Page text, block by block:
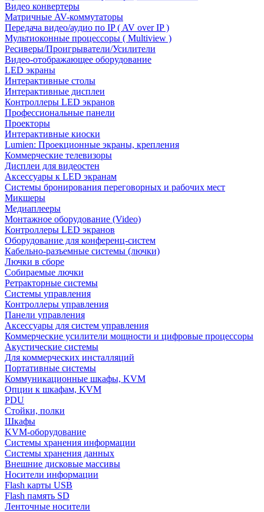
Видео конвертеры
Матричные AV-коммутаторы
Передача видео/аудио по IP ( AV over IP )
Мультиоконные процессоры ( Multiview )
Ресиверы/Проигрыватели/Усилители
Видео-отображающее оборудование
LED экраны
Интерактивные столы
Интерактивные дисплеи
Контроллеры LED экранов
Профессиональные панели
Проекторы
Интерактивные киоски
Lumien: Проекционные экраны, крепления
Коммерческие телевизоры
Дисплеи для видеостен
Аксессуары к LED экранам
Системы бронирования переговорных и рабочих мест
Микшеры
Медиаплееры
Монтажное оборудование (Video)
Контроллеры LED экранов
Оборудование для конференц-систем
Кабельно-разъемные системы (лючки)
Лючки в сборе
Собираемые лючки
Ретракторные системы
Системы управления
Контроллеры управления
Панели управления
Аксессуары для систем управления
Коммерческие усилители мощности и цифровые процессоры
Акустические системы
Для коммерческих инсталляций
Портативные системы
Коммуникационные шкафы, KVM
Опции к шкафам, KVM
PDU
Стойки, полки
Шкафы
KVM-оборудование
Системы хранения информации
Системы хранения данных
Внешние дисковые массивы
Носители информации
Flash карты USB
Flash память SD
Ленточные носители